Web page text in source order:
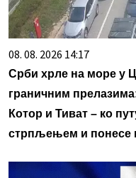
08. 08. 2026 14:17
Срби хрле на море у
граничним
Котор и Тиват – ко
стрпљењем и понесе